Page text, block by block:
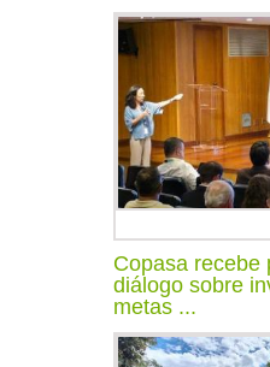
Copasa recebe
diálogo sobre
metas ...